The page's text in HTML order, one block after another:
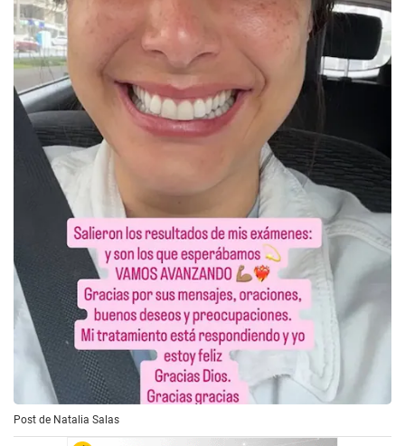
Post de Natalia Salas